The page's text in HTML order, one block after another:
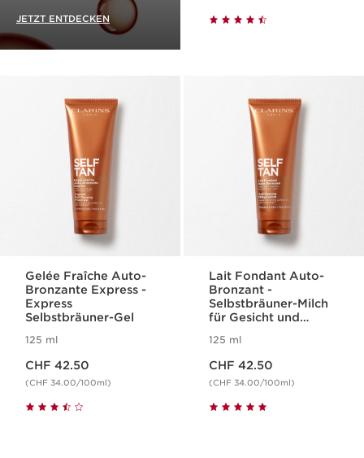
JETZT ENTDECKEN
Gelée Fraîche Auto-
Bronzante Express -
Express
Selbstbräuner-Gel
125 ml
CHF 42.50
(CHF 34.00/100ml)
Lait Fondant Auto-
Bronzant -
Selbstbräuner-Milch
für Gesicht und
125 ml
CHF 42.50
(CHF 34.00/100ml)